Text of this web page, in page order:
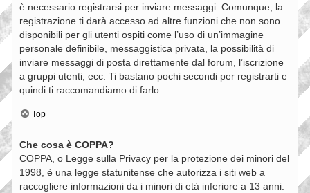
è necessario registrarsi per inviare messaggi. Comunque, la
registrazione ti darà accesso ad altre funzioni che non sono
disponibili per gli utenti ospiti come l’uso di un’immagine
personale definibile, messaggistica privata, la possibilità di
inviare messaggi di posta direttamente dal forum, l’iscrizione
a gruppi utenti, ecc. Ti bastano pochi secondi per registrarti e
quindi ti raccomandiamo di farlo.
Top
Che cosa è COPPA?
COPPA, o Legge sulla Privacy per la protezione dei minori del
1998, è una legge statunitense che autorizza i siti web a
raccogliere informazioni da i minori di età inferiore a 13 anni.